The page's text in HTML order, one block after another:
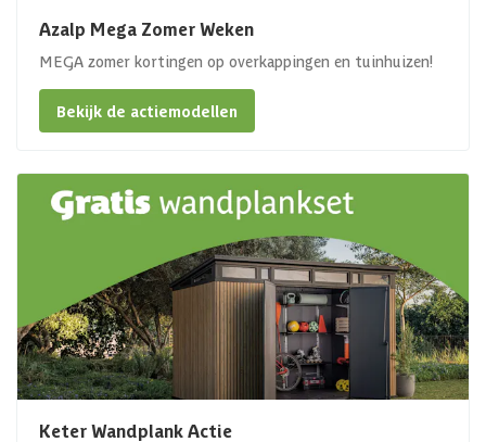
Azalp Mega Zomer Weken
MEGA zomer kortingen op overkappingen en tuinhuizen!
Bekijk de actiemodellen
Keter Wandplank Actie